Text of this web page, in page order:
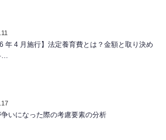
年 4 月施行】法定養育費とは？金額と取り決め
…
いになった際の考慮要素の分析